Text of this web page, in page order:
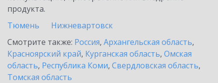
продукта.
Тюмень
Нижневартовск
Смотрите также: Россия, Архангельская область,
Красноярский край, Курганская область, Омская
область, Республика Коми, Свердловская область,
Томская область